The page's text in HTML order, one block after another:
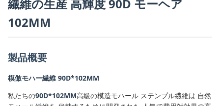
繊維の生産 高輝度 90D モーヘア
102MM
製品概要
模倣モハー繊維 90D*102MM
私たちの90D*102MM高級の模造モハール ステンプル繊維は 自然